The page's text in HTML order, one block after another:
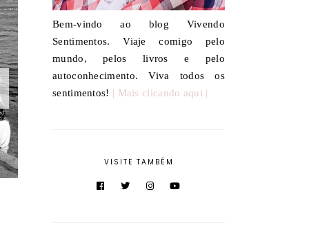
Bem-vindo ao blog Vivendo
Sentimentos. Viaje comigo pelo
mundo, pelos livros e pelo
autoconhecimento. Viva todos os
sentimentos! | Mais clicando aqui |
VISITE TAMBÉM